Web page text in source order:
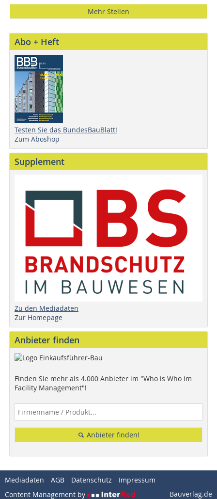
Mehr Stellen
Abo + Heft
Testen Sie das BundesBauBlatt!
Zum Aboshop
Supplement
Zu den Mediadaten
Zur Homepage
Anbieter finden
Finden Sie mehr als 4.000 Anbieter im "Who is Who im
Facility Management"!
Anbieter finden!
Mediadaten AGB Datenschutz
Impressum
Content Management by
Bauverlag.de